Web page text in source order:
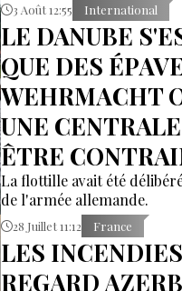
3 Août 12:55 International
LE DANUBE
QUE DES
WEHRMACHT
UNE
ÊTRE
La flottille avait été
de l'armée allemande.
28 Juillet 11:12 France
LES
REGARD